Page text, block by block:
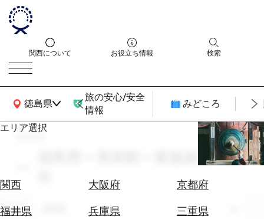
関西について お役立ち情報 検索
徳島県
関西広域MAP
旅の安心/安全
情報
みどころ
エリア選択
関西 大阪府
京都府
福井県
兵庫県
三重県
エ
券
search
徳島県 × 美術館 × 家族旅行 × 通
エリア